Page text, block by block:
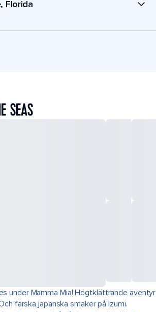
Florida
SEAS
under Mamma Mia! Högtklättrande äventyr
färska japanska smaker på Izumi.